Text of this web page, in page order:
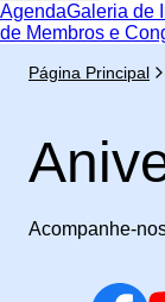
AgendaGaleria de
de Membros e
Página Principal
Acompanhe-